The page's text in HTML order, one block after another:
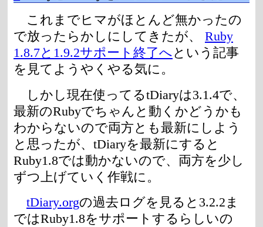
これまでヒマがほとんど無かったの
で放ったらかしにしてきたが、 Ruby
1.8.7と1.9.2サポート終了へという記事
を見てようやくやる気に。
しかし現在使ってるtDiaryは3.1.4で、
最新のRubyでちゃんと動くかどうかも
わからないので両方とも最新にしよう
と思ったが、tDiaryを最新にすると
Ruby1.8では動かないので、両方を少し
ずつ上げていく作戦に。
tDiary.orgの過去ログを見ると3.2.2ま
ではRuby1.8をサポートするらしいの